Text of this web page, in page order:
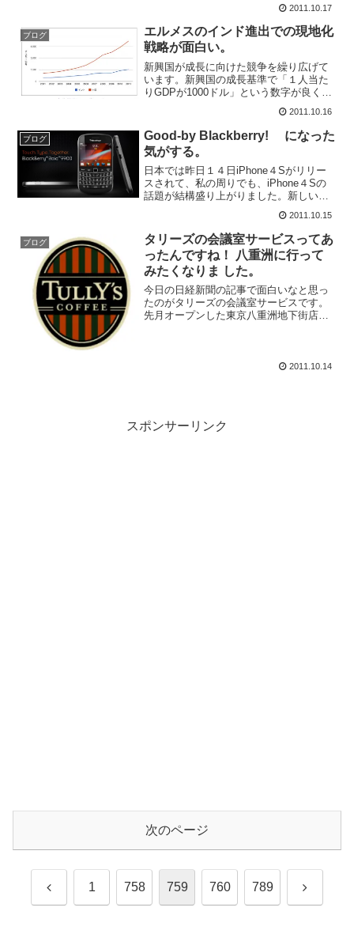
2011.10.17
ブログ
エルメスのインド進出での現地化
戦略が面白い。
新興国が成長に向けた競争を繰り広げて
います。新興国の成長基準で「１人当た
りGDPが1000ドル」という数字が良く話
があるのでしょうか？「１人当たりGDP
が1000ドル」の水準というのはその国民
がやっと食事...
2011.10.16
ブログ
Good-by Blackberry! になった
気がする。
日本では昨日１４日iPhone４Sがリリー
スされて、私の周りでも、iPhone４Sの
話題が結構盛り上がりました。新しい端
末が１００万台以上予約され、スタート
ダッシュを切ったAppleですがかつての、
モバイルの覇者Blackberryは苦戦し...
2011.10.15
ブログ
タリーズの会議室サービスってあ
ったんですね！ 八重洲に行って
みたくなりま した。
今日の日経新聞の記事で面白いなと思っ
たのがタリーズの会議室サービスです。
先月オープンした東京八重洲地下街店で
2011.10.14
スポンサーリンク
次のページ
前 1 758 759 760 789 次